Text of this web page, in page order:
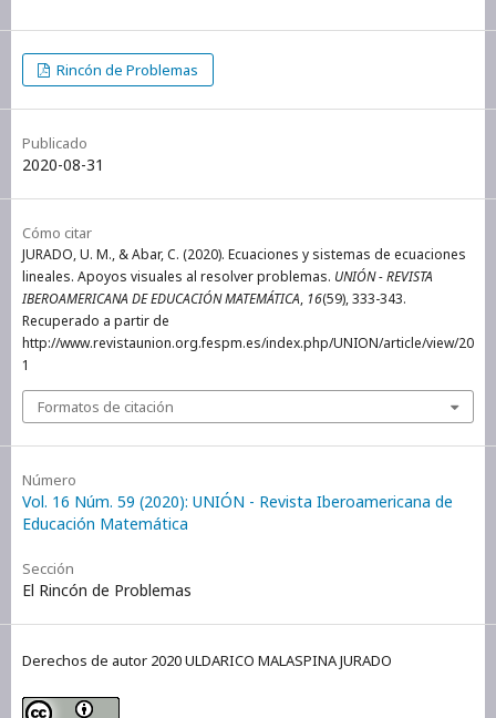
Rincón de Problemas
Publicado
2020-08-31
Cómo citar
JURADO, U. M., & Abar, C. (2020). Ecuaciones y sistemas de ecuaciones
lineales. Apoyos visuales al resolver problemas. UNIÓN - REVISTA
IBEROAMERICANA DE EDUCACIÓN MATEMÁTICA, 16(59), 333-343.
Recuperado a partir de
http://www.revistaunion.org.fespm.es/index.php/UNION/article/view/20
1
Formatos de citación
Número
Vol. 16 Núm. 59 (2020): UNIÓN - Revista Iberoamericana de
Educación Matemática
Sección
El Rincón de Problemas
Derechos de autor 2020 ULDARICO MALASPINA JURADO